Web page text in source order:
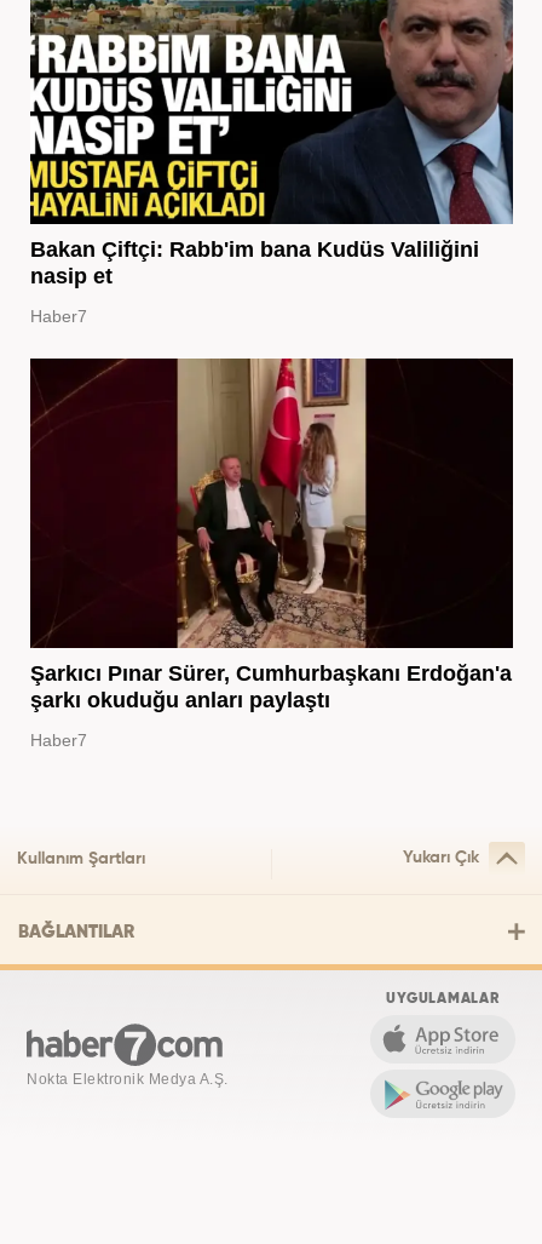
Bakan Çiftçi: Rabb'im bana Kudüs Valiliğini
nasip et
Haber7
Şarkıcı Pınar Sürer, Cumhurbaşkanı Erdoğan'a
şarkı okuduğu anları paylaştı
Haber7
Kullanım Şartları Yukarı Çık
BAĞLANTILAR
Nokta Elektronik Medya A.Ş.
UYGULAMALAR